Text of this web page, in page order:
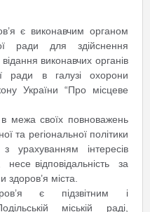
є виконавчим органом
ради для здійснення
виконавчих органів
ради в галузі охорони
України “Про місцеве
межа своїх повноважень
та регіональної політики
урахуванням інтересів
несе відповідальність за
здоров’я міста.
є підзвітним і
міській раді,